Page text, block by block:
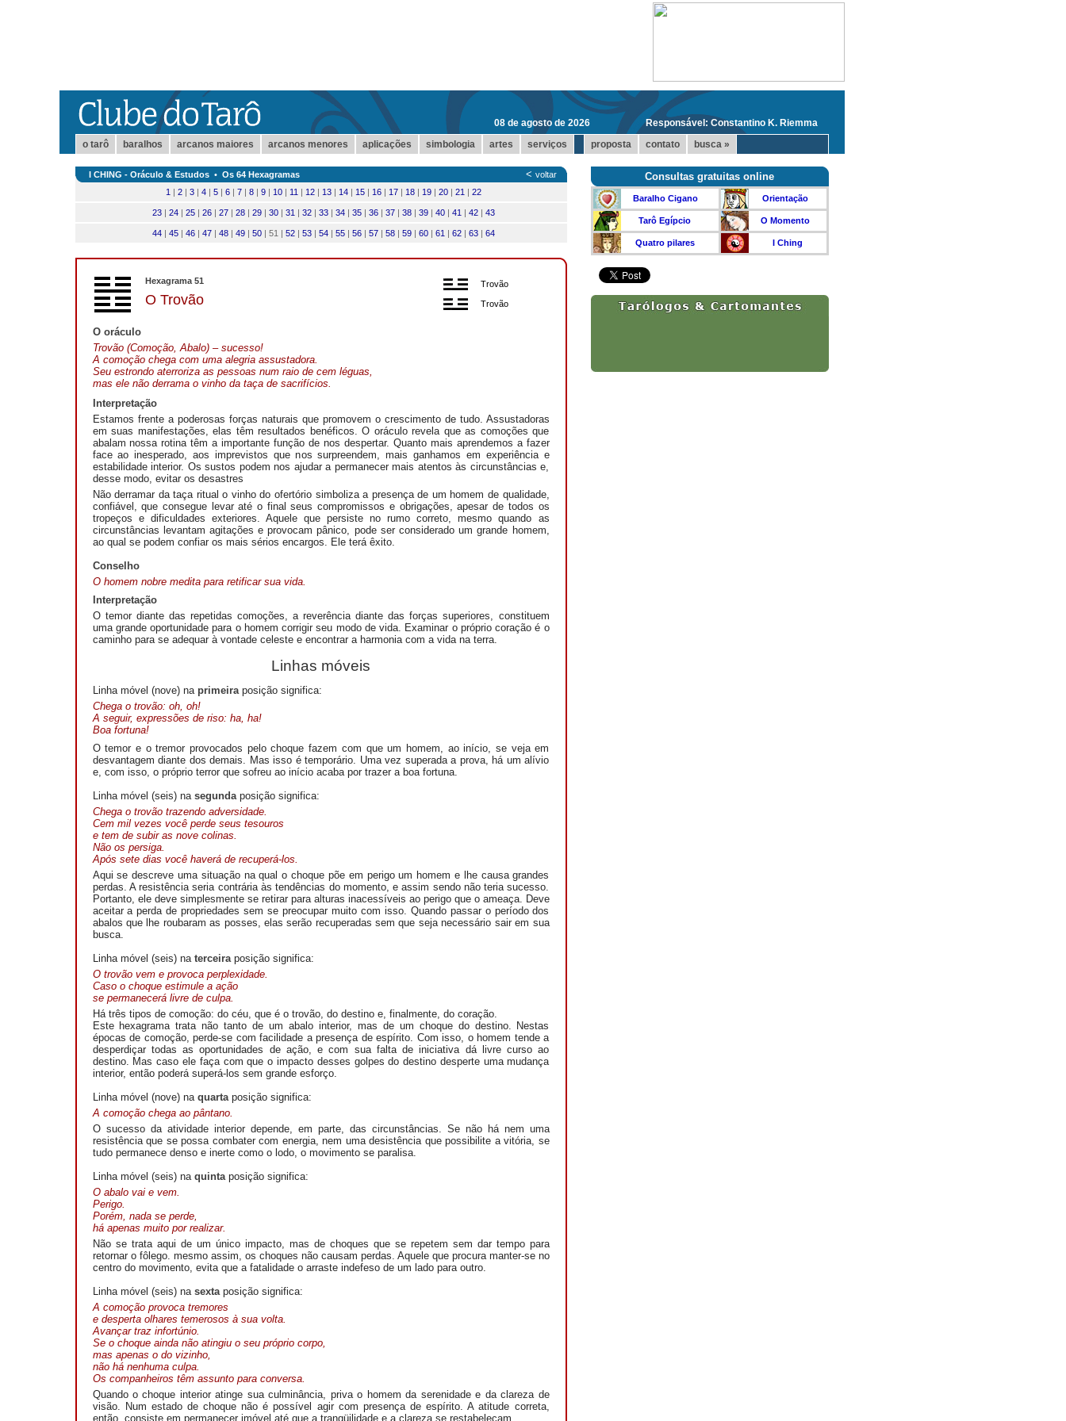
08 de agosto de 2026
Responsável: Constantino K. Riemma
o tarô
baralhos arcanos maiores arcanos menores aplicações simbologia artes serviços proposta contato busca »
I CHING - Oráculo & Estudos • Os 64 Hexagramas < voltar
1 | 2| 3| 4| 5| 6| 7| 8| 9| 10| 11 | 12| 13| 14| 15| 16| 17| 18| 19| 20| 21 | 22
23| 24| 25| 26| 27| 28| 29| 30| 31 | 32| 33| 34| 35| 36| 37| 38| 39| 40| 41 | 42| 43
44| 45| 46| 47| 48| 49| 50| 51 | 52| 53| 54| 55| 56| 57| 58| 59| 60| 61 | 62| 63| 64
Hexagrama 51
O Trovão
Trovão
Trovão
O oráculo
Trovão (Comoção, Abalo) – sucesso!
A comoção chega com uma alegria assustadora.
Seu estrondo aterroriza as pessoas num raio de cem léguas,
mas ele não derrama o vinho da taça de sacrifícios.
Interpretação
Estamos frente a poderosas forças naturais que promovem o crescimento de tudo. Assustadoras
em suas manifestações, elas têm resultados benéficos. O oráculo revela que as comoções que
abalam nossa rotina têm a importante função de nos despertar. Quanto mais aprendemos a fazer
face ao inesperado, aos imprevistos que nos surpreendem, mais ganhamos em experiência e
estabilidade interior. Os sustos podem nos ajudar a permanecer mais atentos às circunstâncias e,
desse modo, evitar os desastres
Não derramar da taça ritual o vinho do ofertório simboliza a presença de um homem de qualidade,
confiável, que consegue levar até o final seus compromissos e obrigações, apesar de todos os
tropeços e dificuldades exteriores. Aquele que persiste no rumo correto, mesmo quando as
circunstâncias levantam agitações e provocam pânico, pode ser considerado um grande homem,
ao qual se podem confiar os mais sérios encargos. Ele terá êxito.
Conselho
O homem nobre medita para retificar sua vida.
Interpretação
O temor diante das repetidas comoções, a reverência diante das forças superiores, constituem
uma grande oportunidade para o homem corrigir seu modo de vida. Examinar o próprio coração é o
caminho para se adequar à vontade celeste e encontrar a harmonia com a vida na terra.
Linhas móveis
Linha móvel (nove) na primeiraposição significa:
Chega o trovão: oh, oh!
A seguir, expressões de riso: ha, ha!
Boa fortuna!
O temor e o tremor provocados pelo choque fazem com que um homem, ao início, se veja em
desvantagem diante dos demais. Mas isso é temporário. Uma vez superada a prova, há um alívio
e, com isso, o próprio terror que sofreu ao início acaba por trazer a boa fortuna.
Linha móvel (seis) na segundaposição significa:
Chega o trovãotrazendo adversidade.
Cem mil vezes você perde seus tesouros
e tem de subir as nove colinas.
Não os persiga.
Após sete dias você haverá de recuperá-los.
Aqui se descreve uma situação na qual o choque põe em perigo um homem e lhe causa grandes
perdas. A resistência seria contrária às tendências do momento, e assim sendo não teria sucesso.
Portanto, ele deve simplesmente se retirar para alturas inacessíveis ao perigo que o ameaça. Deve
aceitar a perda de propriedades sem se preocupar muito com isso. Quando passar o período dos
abalos que lhe roubaram as posses, elas serão recuperadas sem que seja necessário sair em sua
busca.
Linha móvel (seis) na terceiraposição significa:
O trovão vem e provoca perplexidade.
Caso o choque estimule a ação
se permanecerá livre de culpa.
Há três tipos de comoção: do céu, que é o trovão, do destino e, finalmente, do coração.
Este hexagrama trata não tanto de um abalo interior, mas de um choque do destino. Nestas
épocas de comoção, perde-se com facilidade a presença de espírito. Com isso, o homem tende a
desperdiçar todas as oportunidades de ação, e com sua falta de iniciativa dá livre curso ao
destino. Mas caso ele faça com que o impacto desses golpes do destino desperte uma mudança
interior, então poderá superá-los sem grande esforço.
Linha móvel (nove) na quartaposição significa:
A comoção chega ao pântano.
O sucesso da atividade interior depende, em parte, das circunstâncias. Se não há nem uma
resistência que se possa combater com energia, nem uma desistência que possibilite a vitória, se
tudo permanece denso e inerte como o lodo, o movimento se paralisa.
Linha móvel (seis) na quintaposição significa:
O abalo vai e vem.
Perigo.
Porém, nada se perde,
há apenas muito por realizar.
Não se trata aqui de um único impacto, mas de choques que se repetem sem dar tempo para
retornar o fôlego. mesmo assim, os choques não causam perdas. Aquele que procura manter-se no
centro do movimento, evita que a fatalidade o arraste indefeso de um lado para outro.
Linha móvel (seis) na sextaposição significa:
A comoção provoca tremores
e desperta olhares temerosos à sua volta.
Avançar traz infortúnio.
Se o choque ainda não atingiu o seu próprio corpo,
mas apenas o do vizinho,
não há nenhuma culpa.
Os companheiros têm assunto para conversa.
Quando o choque interior atinge sua culminância, priva o homem da serenidade e da clareza de
visão. Num estado de choque não é possível agir com presença de espírito. A atitude correta,
então, consiste em permanecer imóvel até que a tranqüilidade e a clareza se restabeleçam.
Consultas gratuitas online
Baralho Cigano
Tarô Egípcio
Quatro pilares
Orientação
O Momento
I Ching